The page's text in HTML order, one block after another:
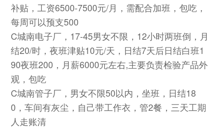
补贴，工资6500-7500元/月，需配合加班，包吃，
每周可以预支500
C城南电子厂，17-45男女不限，12小时两班倒，月
结20/时，夜班津贴10元/天，日结7天后日结白班1
90夜班200，月薪6000元左右,主要负责检验产品外
观，包吃
C城南管子厂，男女不限50以内，坐班，日结18
0，车间有灰尘，自己带工作衣，管2餐，三天工期
人走账清